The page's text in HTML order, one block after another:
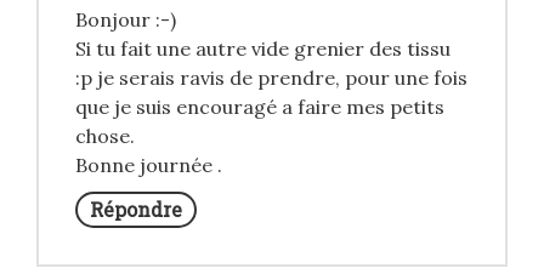
Bonjour :-)
Si tu fait une autre vide grenier des tissu
:p je serais ravis de prendre, pour une fois
que je suis encouragé a faire mes petits
chose.
Bonne journée .
Répondre